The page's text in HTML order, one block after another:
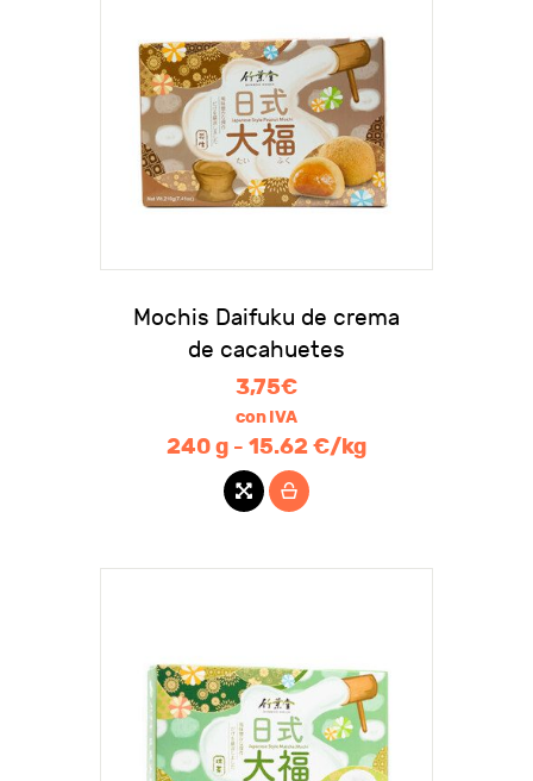
Mochis Daifuku de crema
de cacahuetes
3,75€
con IVA
240 g - 15.62 €/kg